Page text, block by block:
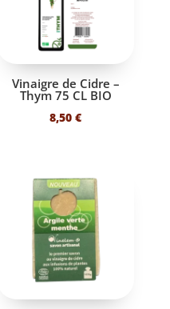
Vinaigre de Cidre –
Thym 75 CL BIO
8,50€